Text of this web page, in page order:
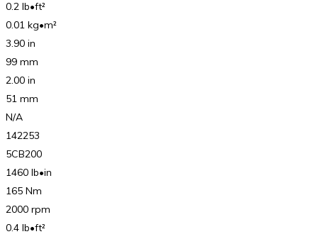
0.2 lb•ft²
0.01 kg•m²
3.90 in
99 mm
2.00 in
51 mm
N/A
142253
5CB200
1460 lb•in
165 Nm
2000 rpm
0.4 lb•ft²